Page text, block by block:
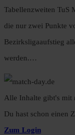
Tabellenzweiten TuS
die nur zwei Punkte
Bezirksligaaufstieg
werden.…
Alle Inhalte gibt's mit
Du hast schon einen
Zum Login